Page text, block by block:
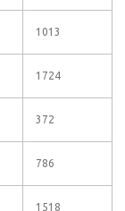
1013
1724
372
786
1518